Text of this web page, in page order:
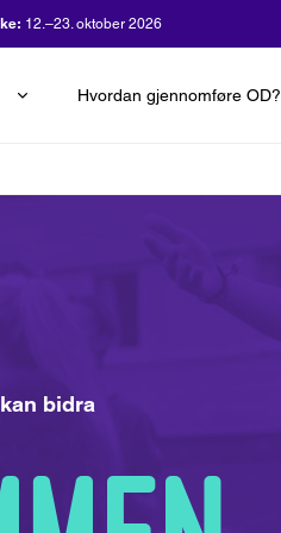
29. oktober 2026
Hvordan gjennomføre OD?
bidra